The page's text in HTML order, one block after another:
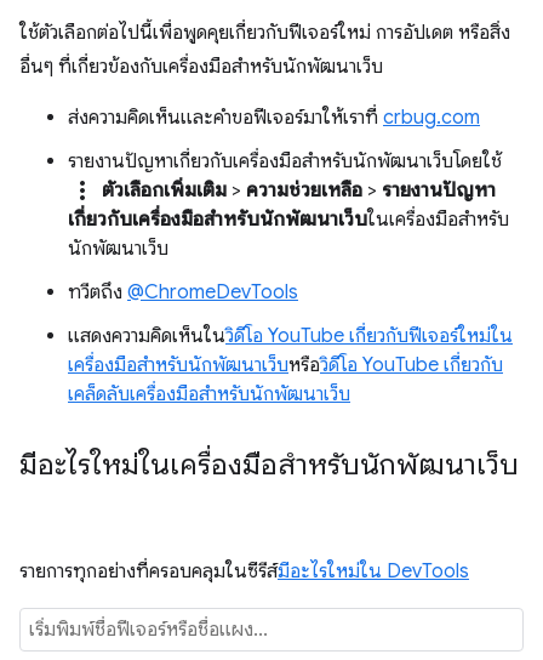
ใช้ตัวเลือกต่อไปนี้เพื่อพูดคุยเกี่ยวกับฟีเจอร์ใหม่ การอัปเดต หรือสิ่ง
อื่นๆ ที่เกี่ยวข้องกับเครื่องมือสำหรับนักพัฒนาเว็บ
ส่งความคิดเห็นและคำขอฟีเจอร์มาให้เราที่ crbug.com
รายงานปัญหาเกี่ยวกับเครื่องมือสำหรับนักพัฒนาเว็บโดยใช้
more_vert ตัวเลือกเพิ่มเติม > ความช่วยเหลือ > รายงานปัญหา
เกี่ยวกับเครื่องมือสำหรับนักพัฒนาเว็บในเครื่องมือสำหรับ
นักพัฒนาเว็บ
ทวีตถึง @ChromeDevTools
แสดงความคิดเห็นในวิดีโอ YouTube เกี่ยวกับฟีเจอร์ใหม่ใน
เครื่องมือสำหรับนักพัฒนาเว็บหรือวิดีโอ YouTube เกี่ยวกับ
เคล็ดลับเครื่องมือสำหรับนักพัฒนาเว็บ
มีอะไรใหม่ในเครื่องมือสำหรับนักพัฒนาเว็บ
รายการทุกอย่างที่ครอบคลุมในซีรีส์มีอะไรใหม่ใน DevTools